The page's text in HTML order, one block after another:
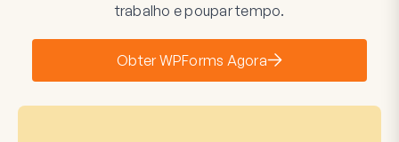
trabalho e poupar tempo.
Obter WPForms Agora